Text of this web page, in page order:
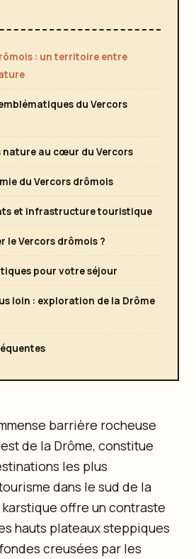
: un territoire entre
du Vercors
nature au cœur du Vercors
du Vercors drômois
et infrastructure touristique
le Vercors drômois ?
pour votre séjour
loin : exploration de la Drôme
barrière rocheuse
de la Drôme, constitue
les plus
dans le sud de la
karstique offre un contraste
hauts plateaux steppiques
creusées par les